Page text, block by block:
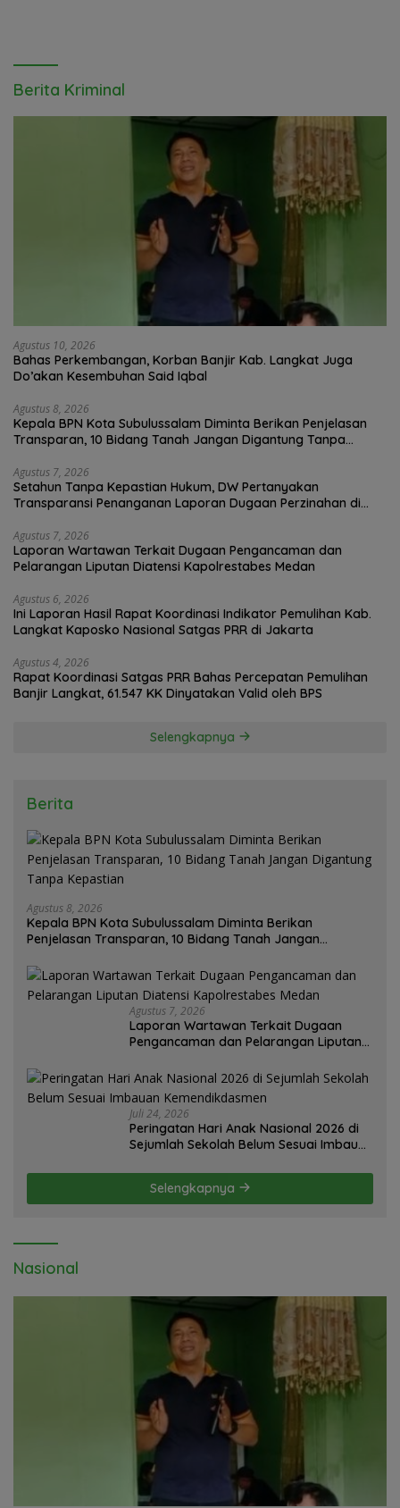
Berita Kriminal
Agustus 10, 2026
Bahas Perkembangan, Korban Banjir Kab. Langkat Juga
Do’akan Kesembuhan Said Iqbal
Agustus 8, 2026
Kepala BPN Kota Subulussalam Diminta Berikan Penjelasan
Transparan, 10 Bidang Tanah Jangan Digantung Tanpa
Agustus 7, 2026
Setahun Tanpa Kepastian Hukum, DW Pertanyakan
Transparansi Penanganan Laporan Dugaan Perzinahan di
Agustus 7, 2026
Laporan Wartawan Terkait Dugaan Pengancaman dan
Pelarangan Liputan Diatensi Kapolrestabes Medan
Agustus 6, 2026
Ini Laporan Hasil Rapat Koordinasi Indikator Pemulihan Kab.
Langkat Kaposko Nasional Satgas PRR di Jakarta
Agustus 4, 2026
Rapat Koordinasi Satgas PRR Bahas Percepatan Pemulihan
Banjir Langkat, 61.547 KK Dinyatakan Valid oleh BPS
Selengkapnya
Berita
Agustus 8, 2026
Kepala BPN Kota Subulussalam Diminta Berikan
Penjelasan Transparan, 10 Bidang Tanah Jangan
Agustus 7, 2026
Laporan Wartawan Terkait Dugaan
Pengancaman dan Pelarangan Liputan
Juli 24, 2026
Peringatan Hari Anak Nasional 2026 di
Sejumlah Sekolah Belum Sesuai Imbauan
Selengkapnya
Nasional